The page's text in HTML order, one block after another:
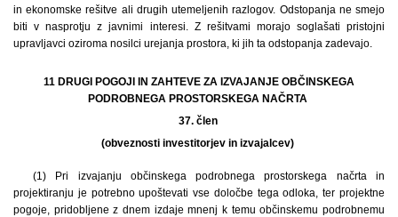
in ekonomske rešitve ali drugih utemeljenih razlogov. Odstopanja ne smejo
biti v nasprotju z javnimi interesi. Z rešitvami morajo soglašati pristojni
upravljavci oziroma nosilci urejanja prostora, ki jih ta odstopanja zadevajo.
11 DRUGI POGOJI IN ZAHTEVE ZA IZVAJANJE OBČINSKEGA
PODROBNEGA PROSTORSKEGA NAČRTA
37. člen
(obveznosti investitorjev in izvajalcev)
(1) Pri izvajanju občinskega podrobnega prostorskega načrta in
projektiranju je potrebno upoštevati vse določbe tega odloka, ter projektne
pogoje, pridobljene z dnem izdaje mnenj k temu občinskemu podrobnemu